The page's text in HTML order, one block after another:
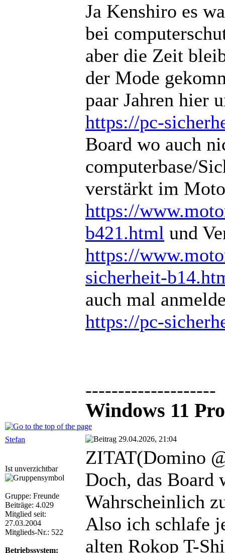
Ja Kenshiro es
bei
aber die Zeit
der Mode
paar Jahren hier
https://pc-
Board wo auch
computerbase/
verstärkt im
https://
b421.html und
https://
sicherheit-
auch mal
https://pc-
--------------------
Windows 11
Stefan 29.04.2026, 21:04
Ist unverzichtbar
Gruppe: Freunde
Beiträge: 4.029
Mitglied seit:
27.03.2004
Mitglieds-Nr.: 522
Betriebssystem:
ZITAT(Domino
Doch, das Board
Wahrscheinlich
Also ich schlafe
alten Rokop T-